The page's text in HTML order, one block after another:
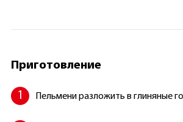
Приготовление
Пельмени разложить в глиняные